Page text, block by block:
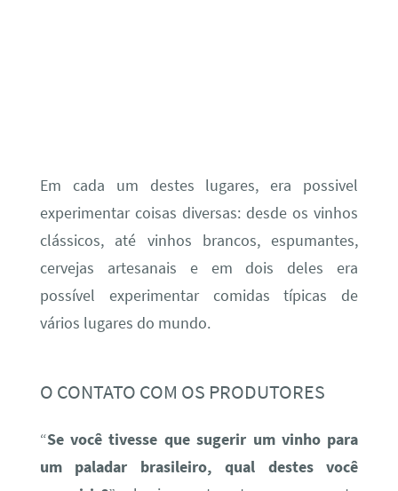
Em cada um destes lugares, era possivel
experimentar coisas diversas: desde os vinhos
clássicos, até vinhos brancos, espumantes,
cervejas artesanais e em dois deles era
possível experimentar comidas típicas de
vários lugares do mundo.
O CONTATO COM OS PRODUTORES
“Se você tivesse que sugerir um vinho para
um paladar brasileiro, qual destes você